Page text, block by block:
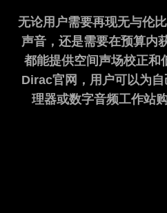
无论用户需要再现无与伦
声音，还是需要在预算内
都能提供空间声场校正和
Dirac官网，用户可以为
理器或数字音频工作站